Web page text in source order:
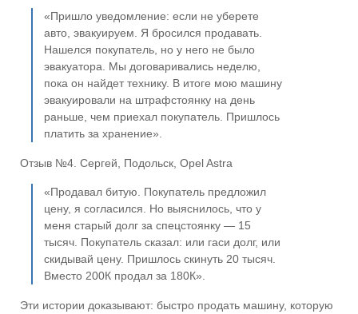
«Пришло уведомление: если не уберете
авто, эвакуируем. Я бросился продавать.
Нашелся покупатель, но у него не было
эвакуатора. Мы договаривались неделю,
пока он найдет технику. В итоге мою машину
эвакуировали на штрафстоянку на день
раньше, чем приехал покупатель. Пришлось
платить за хранение».
Отзыв №4. Сергей, Подольск, Opel Astra
«Продавал битую. Покупатель предложил
цену, я согласился. Но выяснилось, что у
меня старый долг за спецстоянку — 15
тысяч. Покупатель сказал: или гаси долг, или
скидывай цену. Пришлось скинуть 20 тысяч.
Вместо 200К продал за 180К».
Эти истории доказывают: быстро продать машину, которую